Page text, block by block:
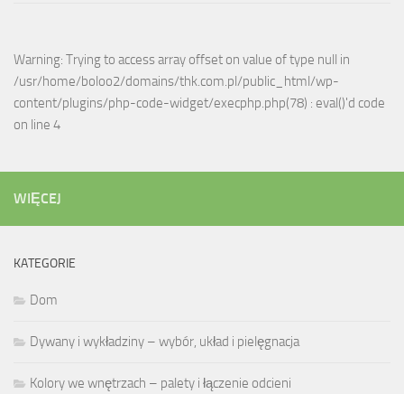
Warning: Trying to access array offset on value of type null in
/usr/home/boloo2/domains/thk.com.pl/public_html/wp-
content/plugins/php-code-widget/execphp.php(78) : eval()'d code
on line 4
WIĘCEJ
KATEGORIE
Dom
Dywany i wykładziny – wybór, układ i pielęgnacja
Kolory we wnętrzach – palety i łączenie odcieni